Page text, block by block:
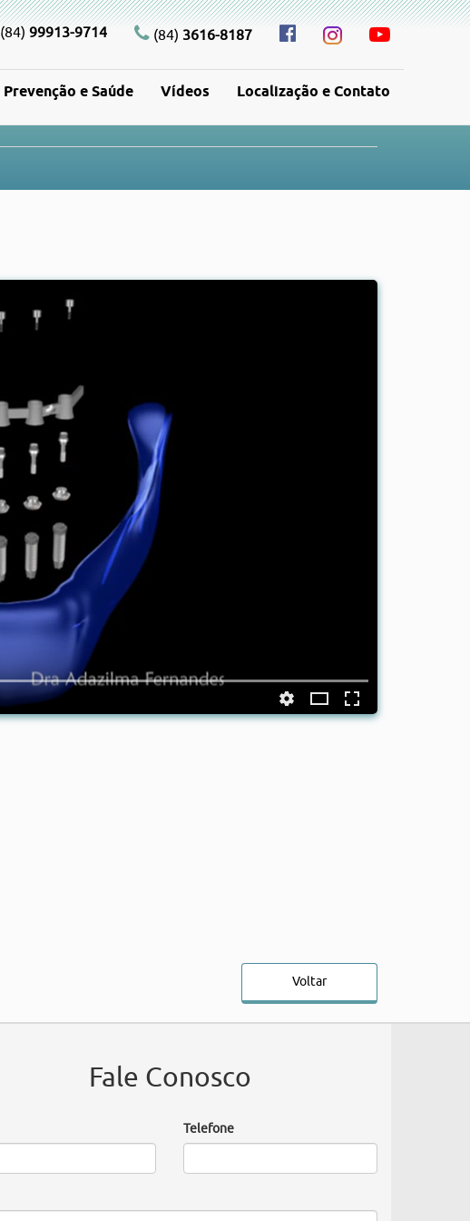
(84) 99913-9714 (84) 3616-8187
Prevenção e Saúde Vídeos Localização e Contato
Voltar
Fale Conosco
Telefone